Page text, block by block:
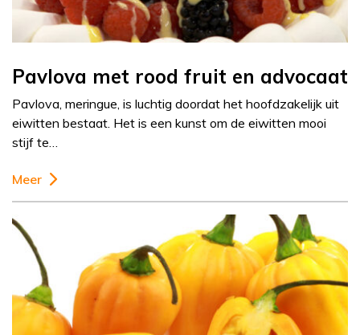
Pavlova met rood fruit en advocaat
Pavlova, meringue, is luchtig doordat het hoofdzakelijk uit
eiwitten bestaat. Het is een kunst om de eiwitten mooi
stijf te…
Meer